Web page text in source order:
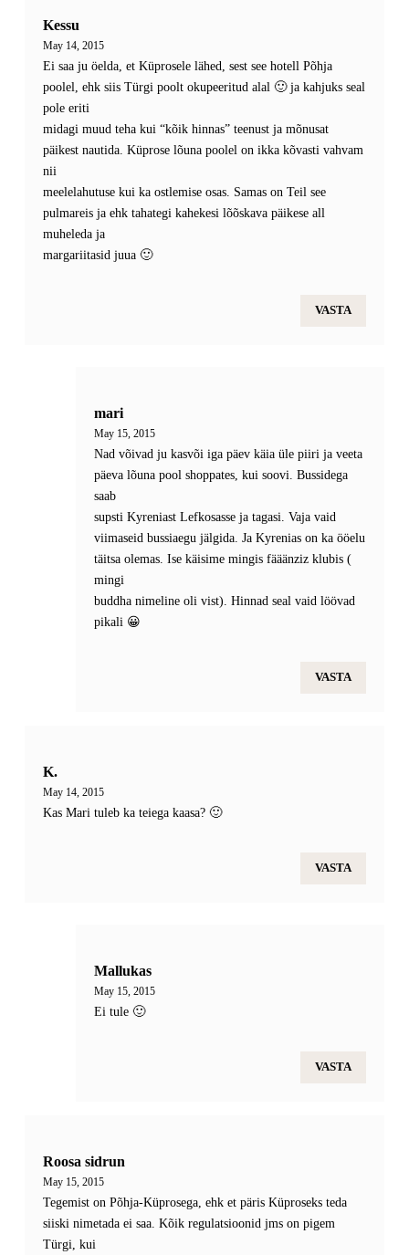
Kessu
May 14, 2015
Ei saa ju öelda, et Küprosele lähed, sest see hotell Põhja
poolel, ehk siis Türgi poolt okupeeritud alal 🙂 ja kahjuks seal
pole eriti
midagi muud teha kui “kõik hinnas” teenust ja mõnusat
päikest nautida. Küprose lõuna poolel on ikka kõvasti vahvam
nii
meelelahutuse kui ka ostlemise osas. Samas on Teil see
pulmareis ja ehk tahategi kahekesi lõõskava päikese all
muheleda ja
margariitasid juua 🙂
VASTA
mari
May 15, 2015
Nad võivad ju kasvõi iga päev käia üle piiri ja veeta
päeva lõuna pool shoppates, kui soovi. Bussidega
saab
supsti Kyreniast Lefkosasse ja tagasi. Vaja vaid
viimaseid bussiaegu jälgida. Ja Kyrenias on ka ööelu
täitsa olemas. Ise käisime mingis fääänziz klubis (
mingi
buddha nimeline oli vist). Hinnad seal vaid löövad
pikali 😀
VASTA
K.
May 14, 2015
Kas Mari tuleb ka teiega kaasa? 🙂
VASTA
Mallukas
May 15, 2015
Ei tule 🙂
VASTA
Roosa sidrun
May 15, 2015
Tegemist on Põhja-Küprosega, ehk et päris Küproseks teda
siiski nimetada ei saa. Kõik regulatsioonid jms on pigem
Türgi, kui